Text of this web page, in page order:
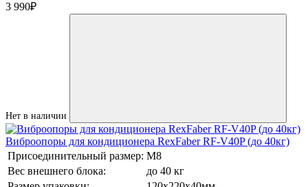
3 990₽
Нет в наличии
Виброопоры для кондиционера RexFaber RF-V40P (до 40кг)
Присоединительный размер: М8
Вес внешнего блока:
до 40 кг